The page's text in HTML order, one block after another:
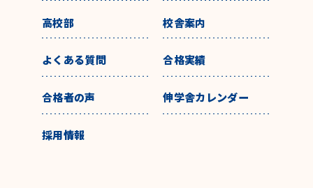
高校部 校舎案内
よくある質問 合格実績
合格者の声 伸学舎カレンダー
採用情報